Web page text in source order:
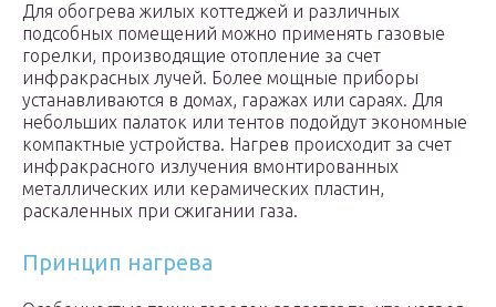
Для обогрева жилых коттеджей и различных
подсобных помещений можно применять газовые
горелки, производящие отопление за счет
инфракрасных лучей. Более мощные приборы
устанавливаются в домах, гаражах или сараях. Для
небольших палаток или тентов подойдут экономные
компактные устройства. Нагрев происходит за счет
инфракрасного излучения вмонтированных
металлических или керамических пластин,
раскаленных при сжигании газа.
Принцип нагрева